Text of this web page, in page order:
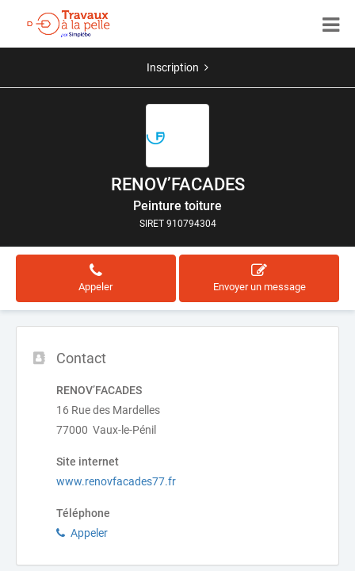
Inscription
RENOV’FACADES
Peinture toiture
SIRET 910794304
Appeler Envoyer un message
Contact
RENOV’FACADES
16 Rue des Mardelles
77000 Vaux-le-Pénil
Site internet
www.renovfacades77.fr
Téléphone
Appeler